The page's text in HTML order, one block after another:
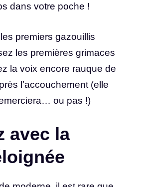
dans votre poche !
premiers gazouillis
les premières grimaces
la voix encore rauque de
l’accouchement (elle
ou pas !)
avec la